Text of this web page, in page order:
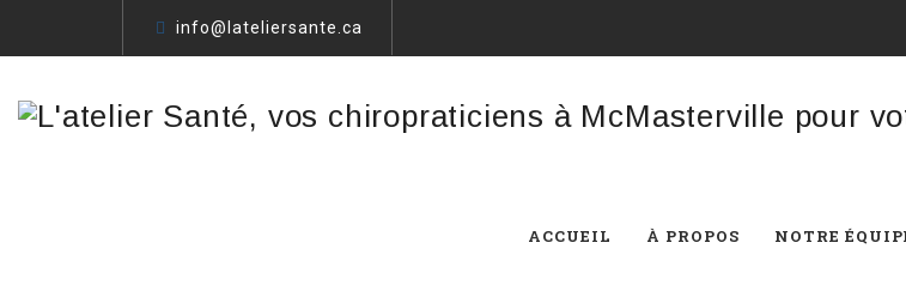
info@lateliersante.ca
ACCUEIL À PROPOS NOTRE